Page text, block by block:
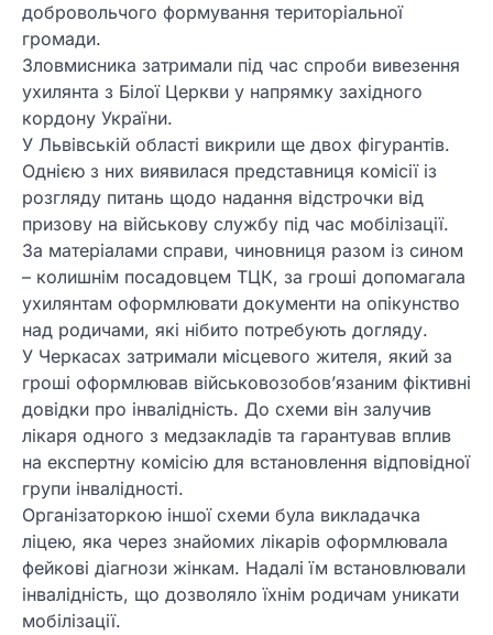
добровольчого формування територіальної
громади.
Зловмисника затримали під час спроби вивезення
ухилянта з Білої Церкви у напрямку західного
кордону України.
У Львівській області викрили ще двох фігурантів.
Однією з них виявилася представниця комісії із
розгляду питань щодо надання відстрочки від
призову на військову службу під час мобілізації.
За матеріалами справи, чиновниця разом із сином
– колишнім посадовцем ТЦК, за гроші допомагала
ухилянтам оформлювати документи на опікунство
над родичами, які нібито потребують догляду.
У Черкасах затримали місцевого жителя, який за
гроші оформлював військовозобов’язаним фіктивні
довідки про інвалідність. До схеми він залучив
лікаря одного з медзакладів та гарантував вплив
на експертну комісію для встановлення відповідної
групи інвалідності.
Організаторкою іншої схеми була викладачка
ліцею, яка через знайомих лікарів оформлювала
фейкові діагнози жінкам. Надалі їм встановлювали
інвалідність, що дозволяло їхнім родичам уникати
мобілізації.